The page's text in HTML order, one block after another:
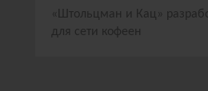
«Штольцман и Кац»
для сети кофеен